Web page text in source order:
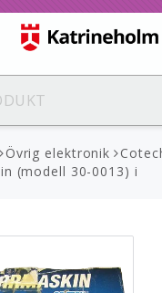
Övrig elektronik
(modell 30-0013) i